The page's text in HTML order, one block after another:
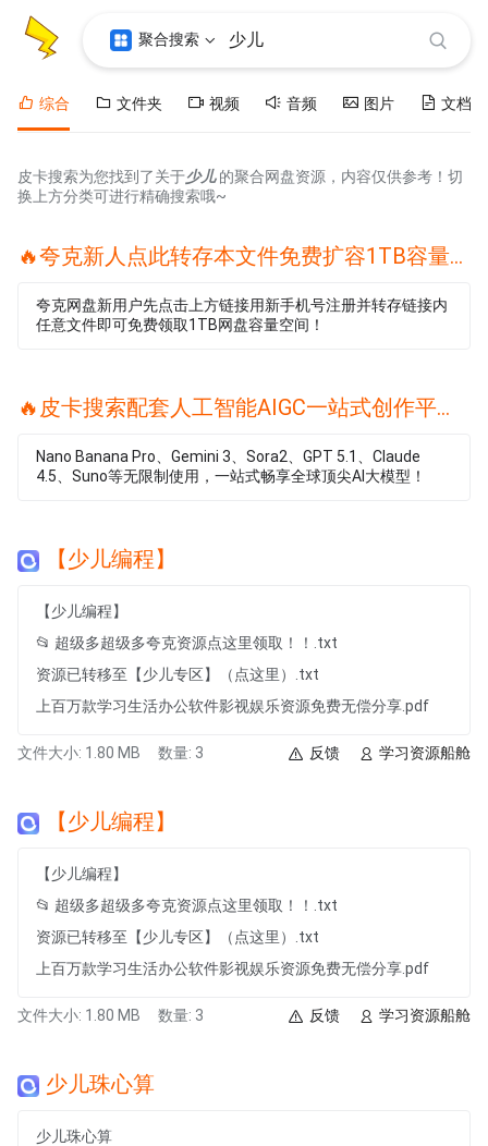
聚合搜索
综合 文件夹 视频 音频 图片 文档
皮卡搜索为您找到了关于少儿的聚合网盘资源，内容仅供参考！切
换上方分类可进行精确搜索哦~
🔥夸克新人点此转存本文件免费扩容1TB容量🔥
夸克网盘新用户先点击上方链接用新手机号注册并转存链接内
任意文件即可免费领取1TB网盘容量空间！
🔥皮卡搜索配套人工智能AIGC一站式创作平台🔥
Nano Banana Pro、Gemini 3、Sora2、GPT 5.1、Claude
4.5、Suno等无限制使用，一站式畅享全球顶尖AI大模型！
【少儿编程】
【少儿编程】
📂 超级多超级多夸克资源点这里领取！！.txt
资源已转移至【少儿专区】（点这里）.txt
上百万款学习生活办公软件影视娱乐资源免费无偿分享.pdf
文件大小: 1.80 MB 数量: 3 学习资源船舱
反馈
【少儿编程】
【少儿编程】
📂 超级多超级多夸克资源点这里领取！！.txt
资源已转移至【少儿专区】（点这里）.txt
上百万款学习生活办公软件影视娱乐资源免费无偿分享.pdf
文件大小: 1.80 MB 数量: 3 学习资源船舱
反馈
少儿珠心算
少儿珠心算